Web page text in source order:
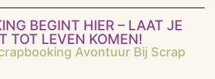
BEGINT HIER – LAAT JE
TOT LEVEN KOMEN!
Avontuur Bij Scrap